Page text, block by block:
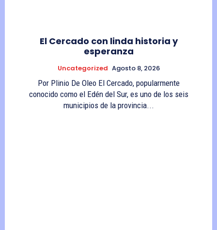
El Cercado con linda historia y
esperanza
Uncategorized Agosto 8, 2026
Por Plinio De Oleo El Cercado, popularmente
conocido como el Edén del Sur, es uno de los seis
municipios de la provincia...